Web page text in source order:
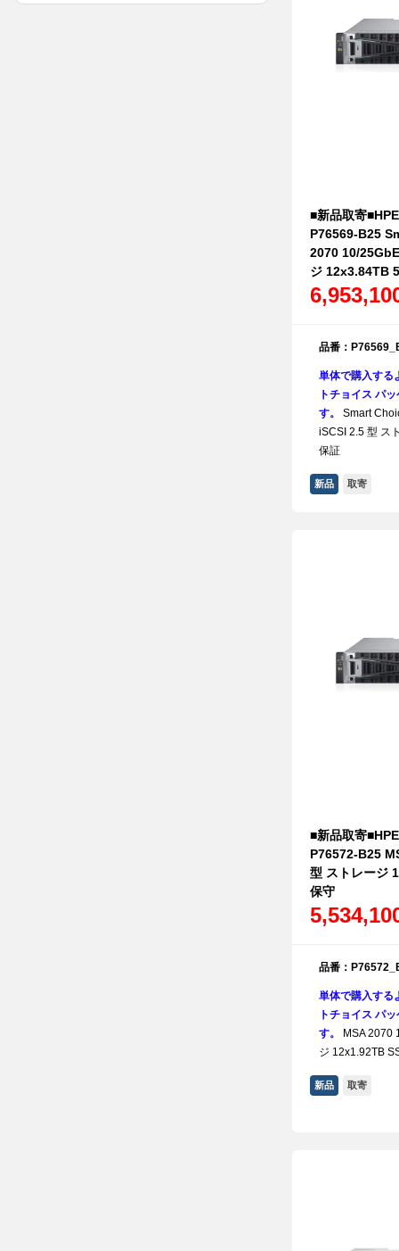
■新品取寄
P76569-B25
2070 10/
ジ 12x3.84TB
品番：
単体で購入する
トチョイス パ
す。
Smart
iSCSI 2.5 型 ス
保証
新品 取寄
■新品取寄
P76572-B25
型 ストレージ
保守
品番：
単体で購入する
トチョイス パ
す。
MSA 2070
ジ 12x1.92TB
新品 取寄